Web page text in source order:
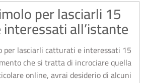
per lasciarli
all’istante
per lasciarli catturati e interessati
che si tratta di incrociare quella
online, avrai desiderio di alcuni